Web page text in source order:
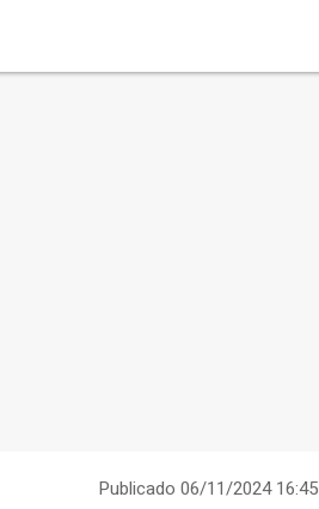
Publicado 06/11/2024 16:45